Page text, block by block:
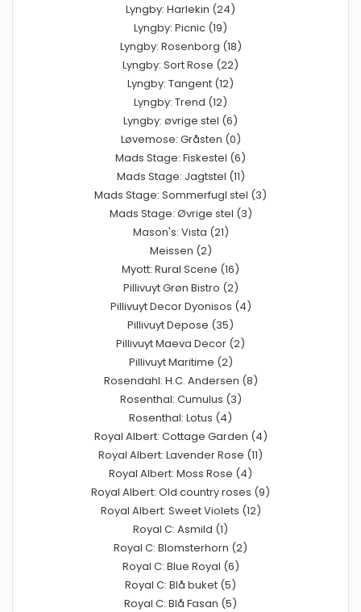
Lyngby: Harlekin (24)
Lyngby: Picnic (19)
Lyngby: Rosenborg (18)
Lyngby: Sort Rose (22)
Lyngby: Tangent (12)
Lyngby: Trend (12)
Lyngby: øvrige stel (6)
Løvemose: Gråsten (0)
Mads Stage: Fiskestel (6)
Mads Stage: Jagtstel (11)
Mads Stage: Sommerfugl stel (3)
Mads Stage: Øvrige stel (3)
Mason's: Vista (21)
Meissen (2)
Myott: Rural Scene (16)
Pillivuyt Grøn Bistro (2)
Pillivuyt Decor Dyonisos (4)
Pillivuyt Depose (35)
Pillivuyt Maeva Decor (2)
Pillivuyt Maritime (2)
Rosendahl: H.C. Andersen (8)
Rosenthal: Cumulus (3)
Rosenthal: Lotus (4)
Royal Albert: Cottage Garden (4)
Royal Albert: Lavender Rose (11)
Royal Albert: Moss Rose (4)
Royal Albert: Old country roses (9)
Royal Albert: Sweet Violets (12)
Royal C: Asmild (1)
Royal C: Blomsterhorn (2)
Royal C: Blue Royal (6)
Royal C: Blå buket (5)
Royal C: Blå Fasan (5)